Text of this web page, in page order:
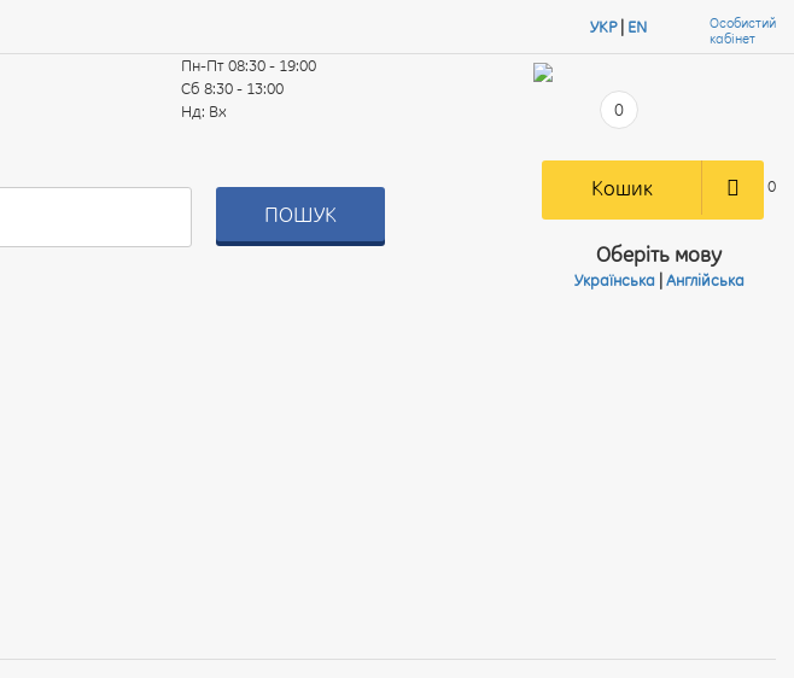
УКР| EN
Особистий
кабінет
Пн-Пт08:30 - 19:00
Сб8:30 - 13:00
Нд: Вх 0
ПОШУК
Кошик 0
Оберіть мову
Українська| Англійська